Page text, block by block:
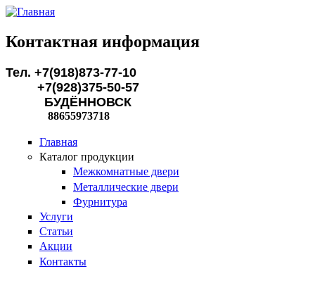
Перейти к основному содержанию
Контактная информация
Тел. +7(918)873-77-10
+7(928)375-50-57
БУДЁННОВСК
88655973718
Главная
Каталог продукции
Межкомнатные двери
Металлические двери
Фурнитура
Услуги
Статьи
Акции
Контакты